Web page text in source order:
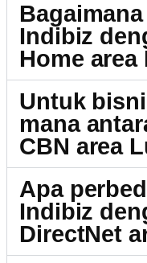
Indibiz
Home
Untuk
mana
CBN area
Apa
Indibiz
DirectNet